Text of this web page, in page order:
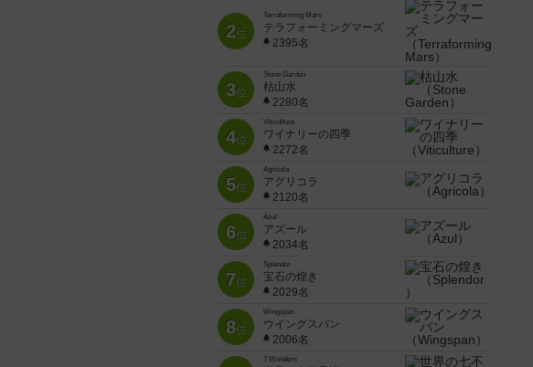
2位
Terraforming Mars
テラフォーミングマーズ
2395名
3位
Stone Garden
枯山水
2280名
4位
Viticulture
ワイナリーの四季
2272名
5位
Agricola
アグリコラ
2120名
6位
Azul
アズール
2034名
7位
Splendor
宝石の煌き
2029名
8位
Wingspan
ウイングスパン
2006名
7 Wonders